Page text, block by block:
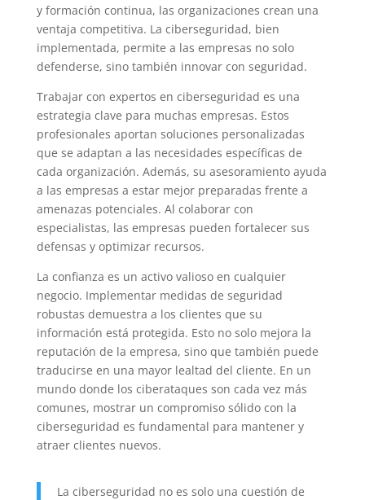
y formación continua, las organizaciones crean una
ventaja competitiva. La ciberseguridad, bien
implementada, permite a las empresas no solo
defenderse, sino también innovar con seguridad.
Trabajar con expertos en ciberseguridad es una
estrategia clave para muchas empresas. Estos
profesionales aportan soluciones personalizadas
que se adaptan a las necesidades específicas de
cada organización. Además, su asesoramiento ayuda
a las empresas a estar mejor preparadas frente a
amenazas potenciales. Al colaborar con
especialistas, las empresas pueden fortalecer sus
defensas y optimizar recursos.
La confianza es un activo valioso en cualquier
negocio. Implementar medidas de seguridad
robustas demuestra a los clientes que su
información está protegida. Esto no solo mejora la
reputación de la empresa, sino que también puede
traducirse en una mayor lealtad del cliente. En un
mundo donde los ciberataques son cada vez más
comunes, mostrar un compromiso sólido con la
ciberseguridad es fundamental para mantener y
atraer clientes nuevos.
La ciberseguridad no es solo una cuestión de